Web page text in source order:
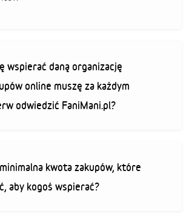
wspierać daną organizację
online muszę za każdym
odwiedzić FaniMani.pl?
kwota zakupów, które
aby kogoś wspierać?